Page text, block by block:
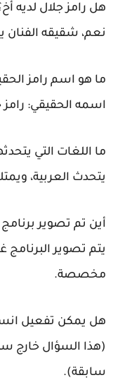
هل رامز جلال لديه
نعم، شقيقه الفنان
ما هو اسم رامز
اسمه الحقيقي:
ما اللغات التي
يتحدث العربية،
أين تم تصوير برنامج
يتم تصوير
مخصصة.
هل يمكن تفعيل
(هذا السؤال خارج
سابقة).